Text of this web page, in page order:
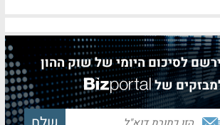
לסיכום היומי של שוק ההון
של